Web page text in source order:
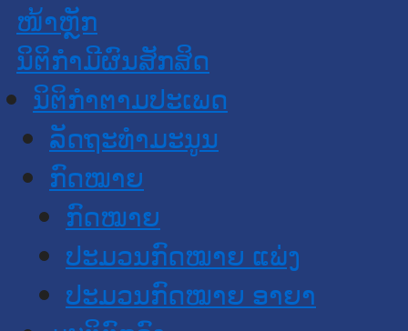
ໜ້າຫຼັກ
ນິຕິກໍາມີຜົນສັກສິດ
ນິຕິກໍາຕາມປະເພດ
ລັດຖະທໍາມະນູນ
ກົດໝາຍ
ກົດໝາຍ
ປະມວນກົດໝາຍ ແພ່ງ
ປະມວນກົດໝາຍ ອາຍາ